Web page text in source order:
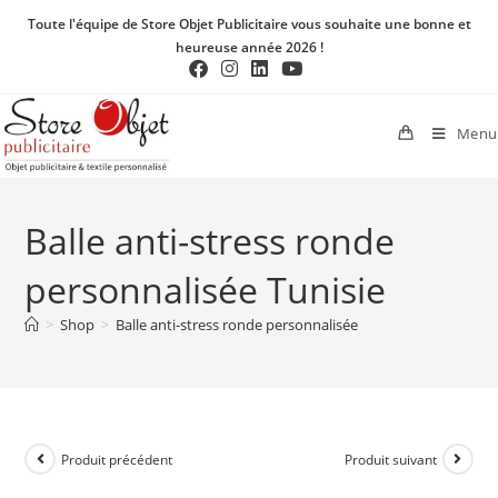
Toute l'équipe de Store Objet Publicitaire vous souhaite une bonne et
heureuse année 2026 !
Menu
Balle anti-stress ronde
personnalisée Tunisie
> Shop > Balle anti-stress ronde personnalisée
Produit précédent Produit suivant